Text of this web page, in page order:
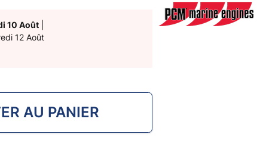
10 Août
12 Août
AU PANIER